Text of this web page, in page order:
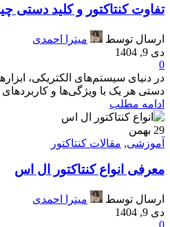
تفاوت کنتاکتور و کلید دستی
ارسال توسط
میترا احمدی
دی 9, 1404
0
در دنیای سیستم‌های الکتریکی،
دستی هر یک با ویژگی‌ها و
ادامه مطلب
29 بهمن
آموزشی, مقالات کنتاکتور
معرفی انواع کنتاکتور ال اس
ارسال توسط
میترا احمدی
دی 9, 1404
0